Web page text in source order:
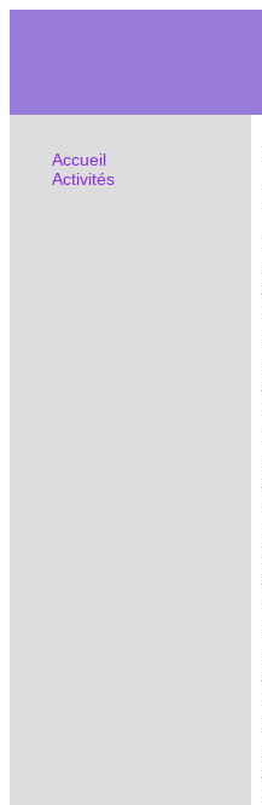
Accueil
Activités